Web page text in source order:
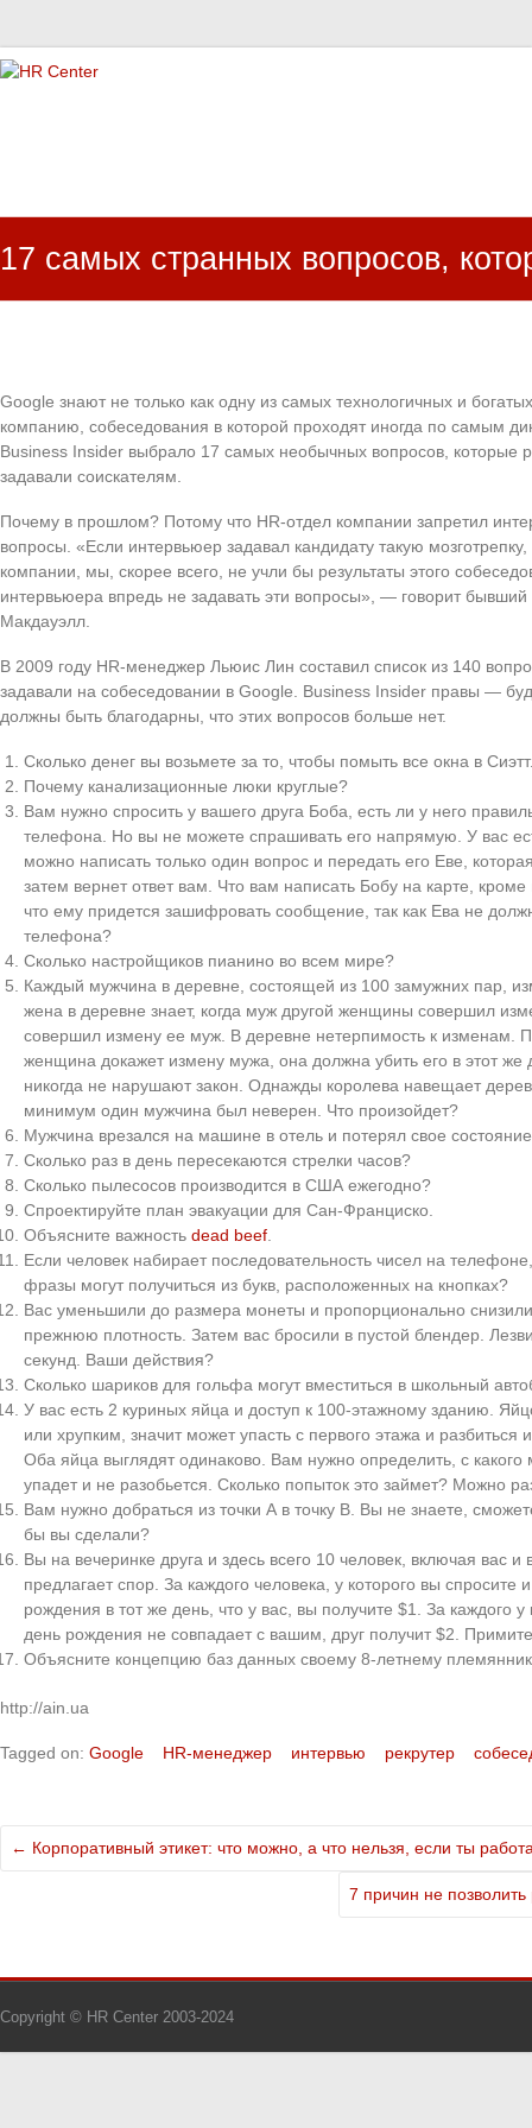
17 самых странных вопросов,
Google знают не только как одну из самых технологичных и
компанию, собеседования в которой проходят иногда по самым
Business Insider выбрало 17 самых необычных вопросов, которые
задавали соискателям.
Почему в прошлом? Потому что HR-отдел компании запретил
вопросы. «Если интервьюер задавал кандидату такую
компании, мы, скорее всего, не учли бы результаты этого
интервьюера впредь не задавать эти вопросы», — говорит бывший
Макдауэлл.
В 2009 году HR-менеджер Льюис Лин составил список из 140
задавали на собеседовании в Google. Business Insider правы —
должны быть благодарны, что этих вопросов больше нет.
Сколько денег вы возьмете за то, чтобы помыть все окна в
Почему канализационные люки круглые?
Вам нужно спросить у вашего друга Боба, есть ли у него
телефона. Но вы не можете спрашивать его напрямую. У вас
можно написать только один вопрос и передать его Еве,
затем вернет ответ вам. Что вам написать Бобу на карте, кроме
что ему придется зашифровать сообщение, так как Ева не
телефона?
Сколько настройщиков пианино во всем мире?
Каждый мужчина в деревне, состоящей из 100 замужних пар,
жена в деревне знает, когда муж другой женщины совершил
совершил измену ее муж. В деревне нетерпимость к изменам.
женщина докажет измену мужа, она должна убить его в этот
никогда не нарушают закон. Однажды королева навещает
минимум один мужчина был неверен. Что произойдет?
Мужчина врезался на машине в отель и потерял свое
Сколько раз в день пересекаются стрелки часов?
Сколько пылесосов производится в США ежегодно?
Спроектируйте план эвакуации для Сан-Франциско.
Объясните важность dead beef
Если человек набирает последовательность чисел на
фразы могут получиться из букв, расположенных на кнопках?
Вас уменьшили до размера монеты и пропорционально снизили
прежнюю плотность. Затем вас бросили в пустой блендер.
секунд. Ваши действия?
Сколько шариков для гольфа могут вместиться в школьный
У вас есть 2 куриных яйца и доступ к 100-этажному зданию.
или хрупким, значит может упасть с первого этажа и разбиться
Оба яйца выглядят одинаково. Вам нужно определить, с какого
упадет и не разобьется. Сколько попыток это займет? Можно
Вам нужно добраться из точки А в точку В. Вы не знаете,
бы вы сделали?
Вы на вечеринке друга и здесь всего 10 человек, включая вас и
предлагает спор. За каждого человека, у которого вы спросите
рождения в тот же день, что у вас, вы получите $1. За каждого у
день рождения не совпадает с вашим, друг получит $2.
Объясните концепцию баз данных своему 8-летнему
http://ain.ua
Tagged on: Google HR-менеджер интервью рекрутер
← Корпоративный этикет: что можно, а что нельзя, если ты
7 причин не
Copyright © HR Center 2003-2024